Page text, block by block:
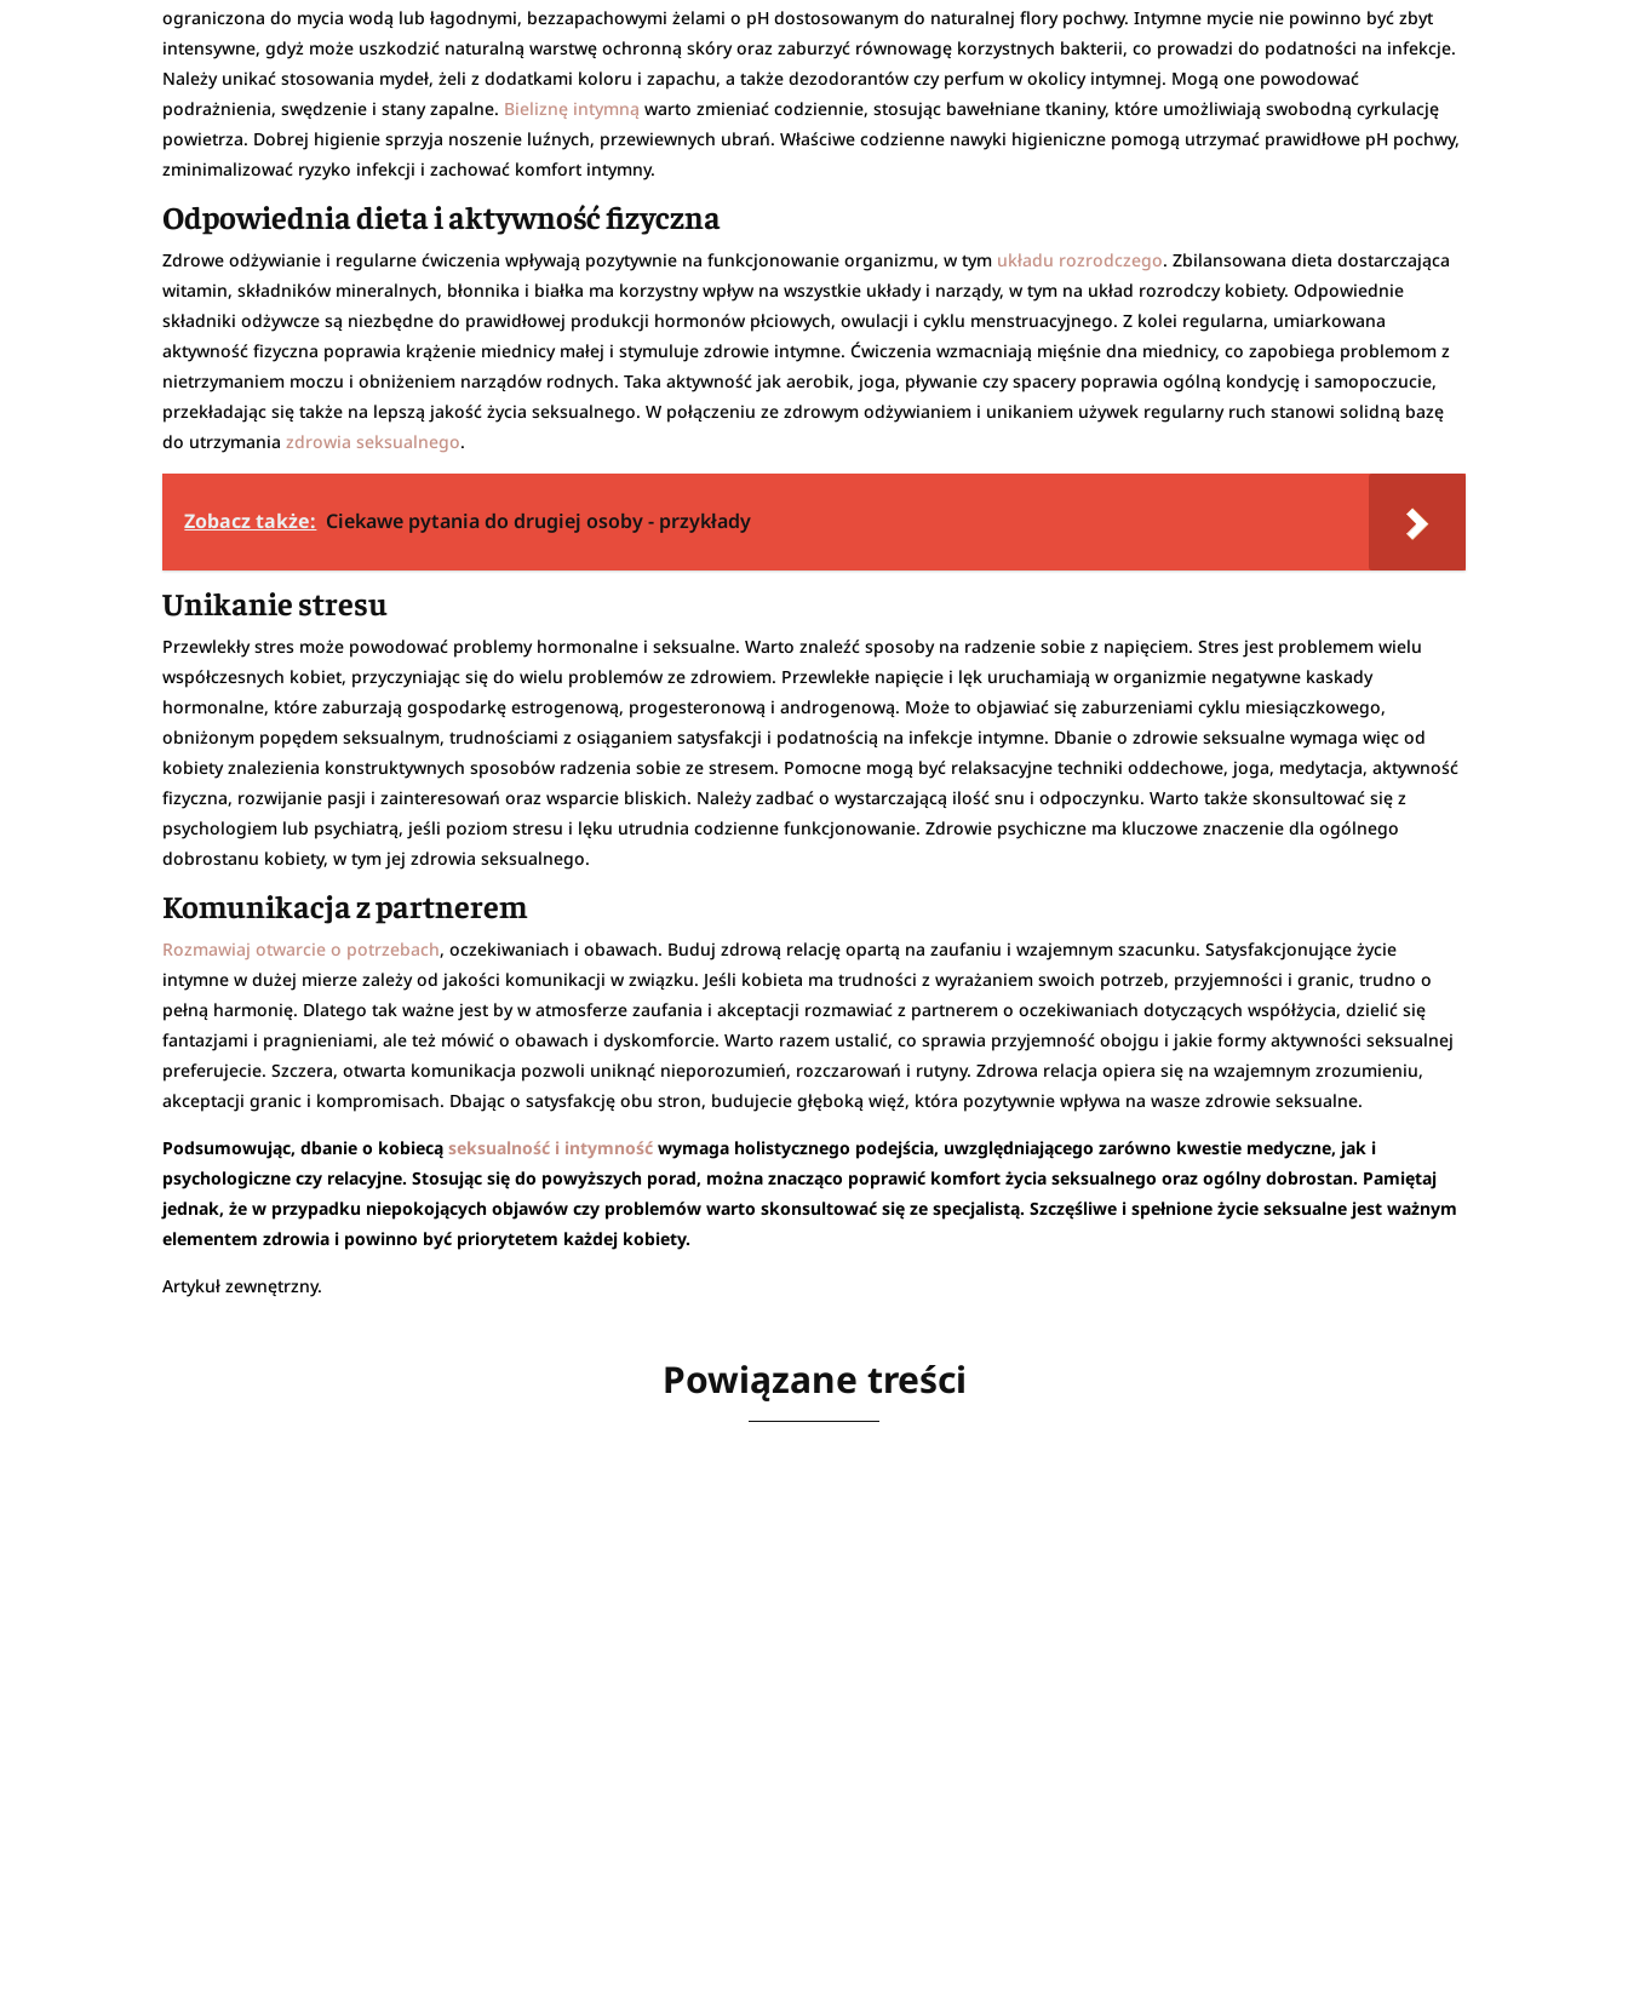
ograniczona do mycia wodą lub łagodnymi, bezzapachowymi żelami o pH dostosowanym do naturalnej flory pochwy. Intymne mycie nie powinno być zbyt
intensywne, gdyż może uszkodzić naturalną warstwę ochronną skóry oraz zaburzyć równowagę korzystnych bakterii, co prowadzi do podatności na infekcje.
Należy unikać stosowania mydeł, żeli z dodatkami koloru i zapachu, a także dezodorantów czy perfum w okolicy intymnej. Mogą one powodować
podrażnienia, swędzenie i stany zapalne. Bieliznę intymną warto zmieniać codziennie, stosując bawełniane tkaniny, które umożliwiają swobodną cyrkulację
powietrza. Dobrej higienie sprzyja noszenie luźnych, przewiewnych ubrań. Właściwe codzienne nawyki higieniczne pomogą utrzymać prawidłowe pH pochwy,
zminimalizować ryzyko infekcji i zachować komfort intymny.
Odpowiednia dieta i aktywność fizyczna
Zdrowe odżywianie i regularne ćwiczenia wpływają pozytywnie na funkcjonowanie organizmu, w tym układu rozrodczego. Zbilansowana dieta dostarczająca
witamin, składników mineralnych, błonnika i białka ma korzystny wpływ na wszystkie układy i narządy, w tym na układ rozrodczy kobiety. Odpowiednie
składniki odżywcze są niezbędne do prawidłowej produkcji hormonów płciowych, owulacji i cyklu menstruacyjnego. Z kolei regularna, umiarkowana
aktywność fizyczna poprawia krążenie miednicy małej i stymuluje zdrowie intymne. Ćwiczenia wzmacniają mięśnie dna miednicy, co zapobiega problemom z
nietrzymaniem moczu i obniżeniem narządów rodnych. Taka aktywność jak aerobik, joga, pływanie czy spacery poprawia ogólną kondycję i samopoczucie,
przekładając się także na lepszą jakość życia seksualnego. W połączeniu ze zdrowym odżywianiem i unikaniem używek regularny ruch stanowi solidną bazę
do utrzymania zdrowia seksualnego.
Zobacz także: Ciekawe pytania do drugiej osoby - przykłady
Unikanie stresu
Przewlekły stres może powodować problemy hormonalne i seksualne. Warto znaleźć sposoby na radzenie sobie z napięciem. Stres jest problemem wielu
współczesnych kobiet, przyczyniając się do wielu problemów ze zdrowiem. Przewlekłe napięcie i lęk uruchamiają w organizmie negatywne kaskady
hormonalne, które zaburzają gospodarkę estrogenową, progesteronową i androgenową. Może to objawiać się zaburzeniami cyklu miesiączkowego,
obniżonym popędem seksualnym, trudnościami z osiąganiem satysfakcji i podatnością na infekcje intymne. Dbanie o zdrowie seksualne wymaga więc od
kobiety znalezienia konstruktywnych sposobów radzenia sobie ze stresem. Pomocne mogą być relaksacyjne techniki oddechowe, joga, medytacja, aktywność
fizyczna, rozwijanie pasji i zainteresowań oraz wsparcie bliskich. Należy zadbać o wystarczającą ilość snu i odpoczynku. Warto także skonsultować się z
psychologiem lub psychiatrą, jeśli poziom stresu i lęku utrudnia codzienne funkcjonowanie. Zdrowie psychiczne ma kluczowe znaczenie dla ogólnego
dobrostanu kobiety, w tym jej zdrowia seksualnego.
Komunikacja z partnerem
Rozmawiaj otwarcie o potrzebach, oczekiwaniach i obawach. Buduj zdrową relację opartą na zaufaniu i wzajemnym szacunku. Satysfakcjonujące życie
intymne w dużej mierze zależy od jakości komunikacji w związku. Jeśli kobieta ma trudności z wyrażaniem swoich potrzeb, przyjemności i granic, trudno o
pełną harmonię. Dlatego tak ważne jest by w atmosferze zaufania i akceptacji rozmawiać z partnerem o oczekiwaniach dotyczących współżycia, dzielić się
fantazjami i pragnieniami, ale też mówić o obawach i dyskomforcie. Warto razem ustalić, co sprawia przyjemność obojgu i jakie formy aktywności seksualnej
preferujecie. Szczera, otwarta komunikacja pozwoli uniknąć nieporozumień, rozczarowań i rutyny. Zdrowa relacja opiera się na wzajemnym zrozumieniu,
akceptacji granic i kompromisach. Dbając o satysfakcję obu stron, budujecie głęboką więź, która pozytywnie wpływa na wasze zdrowie seksualne.
Podsumowując, dbanie o kobiecąseksualność i intymność wymaga holistycznego podejścia, uwzględniającego zarówno kwestie medyczne, jak i
psychologiczne czy relacyjne. Stosując się do powyższych porad, można znacząco poprawić komfort życia seksualnego oraz ogólny dobrostan. Pamiętaj
jednak, że w przypadku niepokojących objawów czy problemów warto skonsultować się ze specjalistą. Szczęśliwe i spełnione życie seksualne jest ważnym
elementem zdrowia i powinno być priorytetem każdej kobiety.
Artykuł zewnętrzny.
Powiązane treści